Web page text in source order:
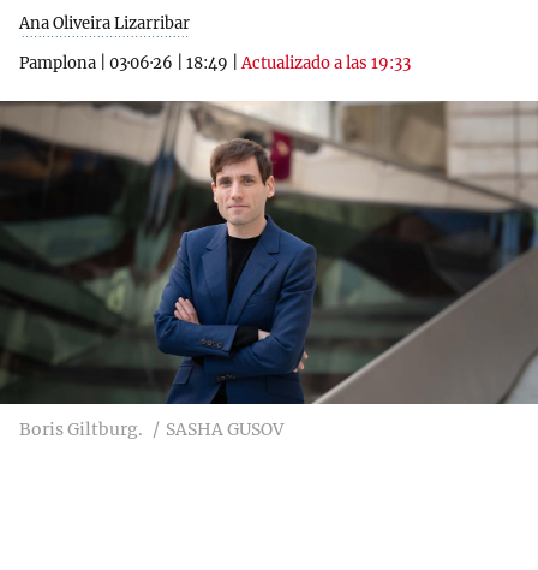
Ana Oliveira Lizarribar
Pamplona
03·06·26 18:49 |Actualizado a las 19:33
Boris Giltburg. SASHA GUSOV